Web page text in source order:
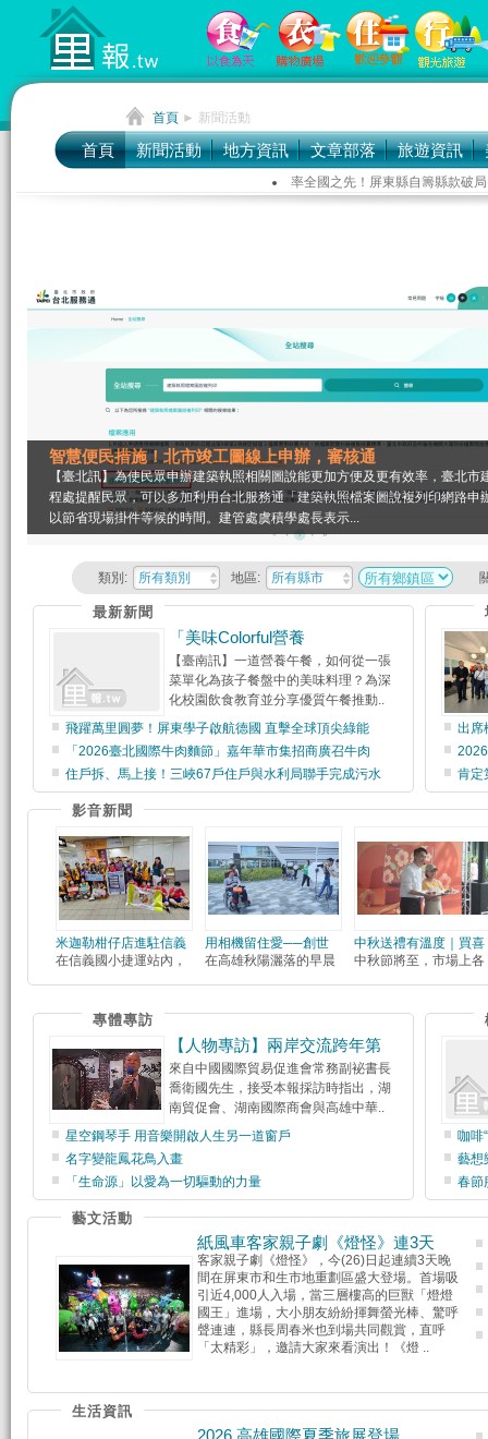
首頁 新聞活動 地方資訊 文章部落 旅遊資訊
率全國之先！屏東縣自籌縣款破局
首頁 ► 新聞活動
智慧便民措施！北市竣工圖線上申辦，審核通
【臺北訊】為使民眾申辦建築執照相關圖說能更加方便及更有效率，臺北市
程處提醒民眾，可以多加利用台北服務通「建築執照檔案圖說複列印網路申
以節省現場掛件等候的時間。建管處虞積學處長表示...
類別: 所有類別 地區: 所有縣市
最新新聞
「美味Colorful營養
【臺南訊】一道營養午餐，如何從一張
菜單化為孩子餐盤中的美味料理？為深
化校園飲食教育並分享優質午餐推動..
飛躍萬里圓夢！屏東學子啟航德國 直擊全球頂尖綠能
「2026臺北國際牛肉麵節」嘉年華市集招商廣召牛肉
住戶拆、馬上接！三峽67戶住戶與水利局聯手完成污水
出席
肯定
影音新聞
米迦勒柑仔店進駐信義
在信義國小捷運站內，
用相機留住愛──創世
在高雄秋陽灑落的早晨
中秋送禮有溫度｜買喜
中秋節將至，市場上各
專體專訪
【人物專訪】兩岸交流跨年第
來自中國國際貿易促進會常務副袐書長
喬衛國先生，接受本報採訪時指出，湖
南貿促會、湖南國際商會與高雄中華..
星空鋼琴手 用音樂開啟人生另一道窗戶
名字變龍鳳花鳥入畫
「生命源」以愛為一切驅動的力量
咖啡
藝想
春節
藝文活動
紙風車客家親子劇《燈怪》連3天
客家親子劇《燈怪》，今(26)日起連續3天晚
間在屏東市和生市地重劃區盛大登場。首場吸
引近4,000人入場，當三層樓高的巨獸「燈燈
國王」進場，大小朋友紛紛揮舞螢光棒、驚呼
聲連連，縣長周春米也到場共同觀賞，直呼
「太精彩」，邀請大家來看演出！《燈 ..
生活資訊
2026 高雄國際夏季旅展登場